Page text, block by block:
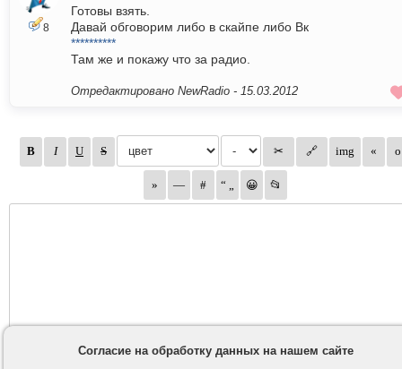
8
Готовы взять.
Давай обговорим либо в скайпе либо Вк
**********
Там же и покажу что за радио.
Отредактировано NewRadio - 15.03.2012
Согласие на обработку данных на нашем сайте